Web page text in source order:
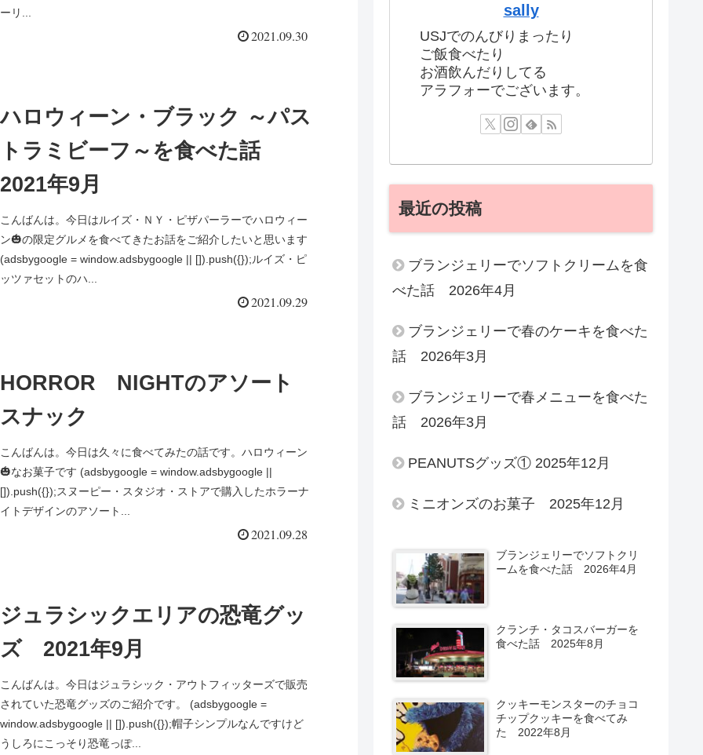
ーリ...
2021.09.30
ハロウィーン・ブラック ～パス
トラミビーフ～を食べた話
2021年9月
こんばんは。今日はルイズ・ＮＹ・ピザパーラーでハロウィー
ン🎃の限定グルメを食べてきたお話をご紹介したいと思います
(adsbygoogle = window.adsbygoogle || []).push({});ルイズ・ピ
ッツァセットのハ...
2021.09.29
HORROR NIGHTのアソート
スナック
こんばんは。今日は久々に食べてみたの話です。ハロウィーン
🎃なお菓子です (adsbygoogle = window.adsbygoogle ||
[]).push({});スヌーピー・スタジオ・ストアで購入したホラーナ
イトデザインのアソート...
2021.09.28
ジュラシックエリアの恐竜グッ
ズ 2021年9月
こんばんは。今日はジュラシック・アウトフィッターズで販売
されていた恐竜グッズのご紹介です。 (adsbygoogle =
window.adsbygoogle || []).push({});帽子シンプルなんですけど
うしろにこっそり恐竜っぽ...
sally
USJでのんびりまったり
ご飯食べたり
お酒飲んだりしてる
アラフォーでございます。
最近の投稿
ブランジェリーでソフトクリームを食
べた話 2026年4月
ブランジェリーで春のケーキを食べた
話 2026年3月
ブランジェリーで春メニューを食べた
話 2026年3月
PEANUTSグッズ① 2025年12月
ミニオンズのお菓子 2025年12月
ブランジェリーでソフトクリ
ームを食べた話 2026年4月
クランチ・タコスバーガーを
食べた話 2025年8月
クッキーモンスターのチョコ
チップクッキーを食べてみ
た 2022年8月